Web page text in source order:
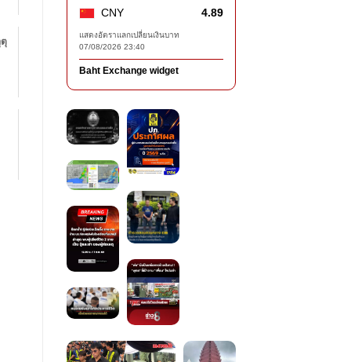
CNY
4.89
แสดงอัตราแลกเปลี่ยนเงินบาท
07/08/2026 23:40
Baht Exchange widget